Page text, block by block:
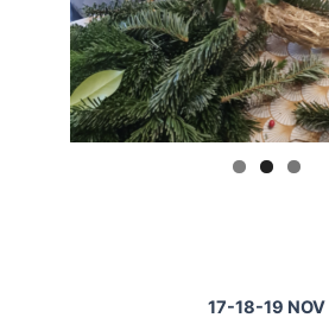
17-18-19 NOV